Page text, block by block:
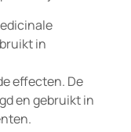
in
effecten. De
en gebruikt in